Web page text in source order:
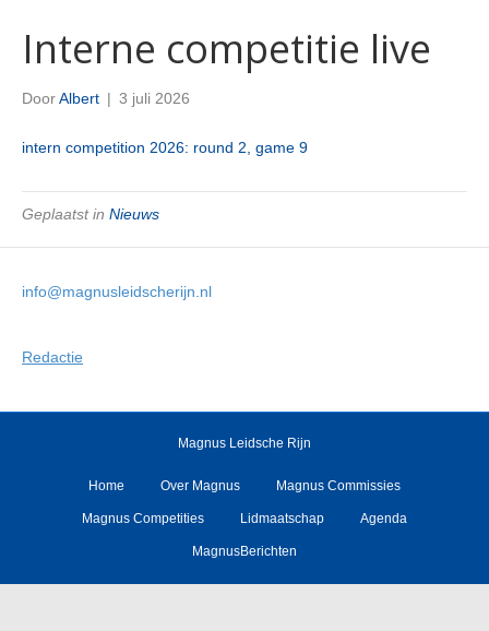
Interne competitie live
DoorAlbert | 3 juli 2026
intern competition 2026: round 2, game 9
Geplaatst in Nieuws
info@magnusleidscherijn.nl
Redactie
Magnus Leidsche Rijn
Home Over Magnus Magnus Commissies
Magnus Competities Lidmaatschap Agenda
MagnusBerichten